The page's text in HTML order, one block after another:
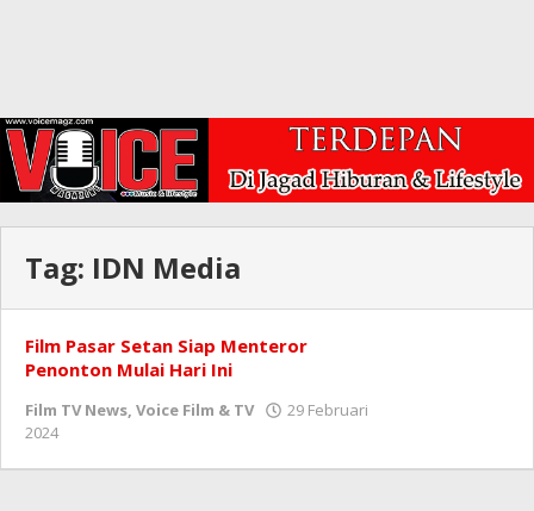
Tag: IDN Media
Film Pasar Setan Siap Menteror
Penonton Mulai Hari Ini
Film TV News, Voice Film & TV
29 Februari
2024